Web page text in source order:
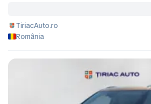
TiriacAuto.ro
România